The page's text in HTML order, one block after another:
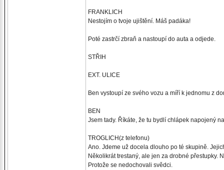
FRANKLICH
Nestojím o tvoje ujištění. Máš padáka!
Poté zastrčí zbraň a nastoupí do auta a odjede.
STŘIH
EXT. ULICE
Ben vystoupí ze svého vozu a míří k jednomu z
BEN
Jsem tady. Říkáte, že tu bydlí chlápek napojený
TROGLICH(z telefonu)
Ano. Jdeme už docela dlouho po té skupině.
Několikrát trestaný, ale jen za drobné přestupky.
Protože se nedochovali svědci.